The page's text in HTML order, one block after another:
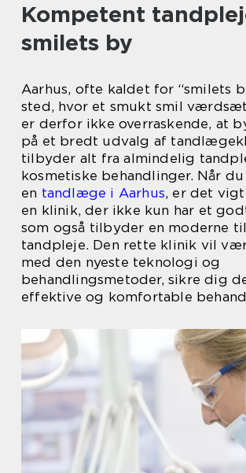
Kompetent
smilets by
Aarhus, ofte kaldet for “smilets
sted, hvor et smukt smil
er derfor ikke overraskende, at
på et bredt udvalg af
tilbyder alt fra almindelig
kosmetiske behandlinger. Når
en tandlæge i Aarhus, er det
en klinik, der ikke kun har et
som også tilbyder en moderne
tandpleje. Den rette klinik vil
med den nyeste teknologi og
behandlingsmetoder, sikre dig
effektive og komfortable